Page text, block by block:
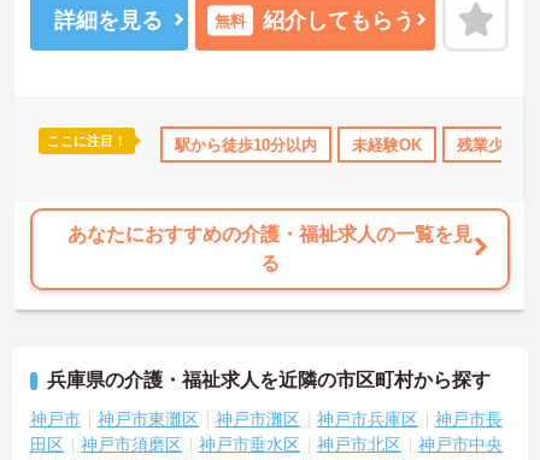
･介護休暇取得実績あり 社会保険完備 交通費支給
◆部署や施設を超えてスタッフ同士で「ありがとう」のバッジを送
り合える「サンクスバッジ」制度があります。社内全体で毎月1万50
す。
◆プロの介護集団を目指す独自の介護技術認定制度「ケアマイスタ
す。
詳細を見る 無料 紹介してもらう
ここに注目！ 駅から徒歩10分以内 未経験OK 残業少なめ
あなたにおすすめの介護・福祉求人の一覧を見
る
兵庫県の介護・福祉求人を近隣の市区町村から探す
神戸市 神戸市東灘区 神戸市灘区 神戸市兵庫区
神戸市長
田区
神戸市須磨区 神戸市垂水区 神戸市北区
神戸市中央